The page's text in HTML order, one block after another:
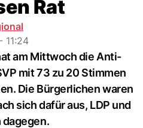
Rat
11:24
am Mittwoch die Anti-
mit 73 zu 20 Stimmen
Die Bürgerlichen waren
sich dafür aus, LDP und